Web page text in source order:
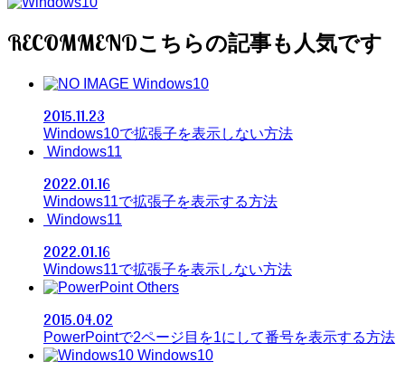
RECOMMEND
Windows10
2015.11.23
Windows10で拡張子を表示しない方法
Windows11
2022.01.16
Windows11で拡張子を表示する方法
Windows11
2022.01.16
Windows11で拡張子を表示しない方法
Others
2015.04.02
PowerPointで2ページ目を1にして番号を表示する方法
Windows10